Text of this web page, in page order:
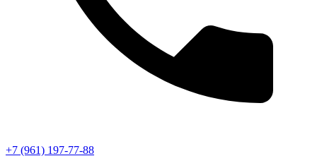
+7 (961) 197-77-88